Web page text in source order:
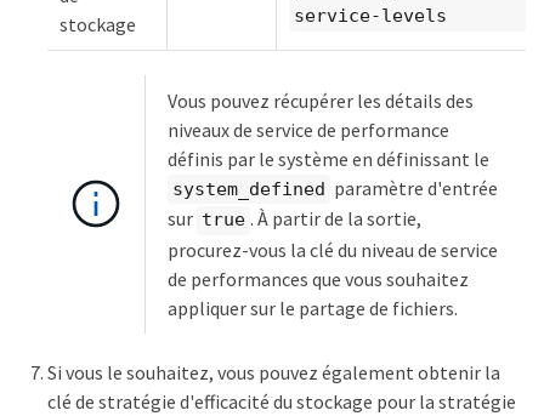
stockage
service-levels
Vous pouvez récupérer les détails des
niveaux de service de performance
définis par le système en définissant le
system_defined paramètre d'entrée
sur true . À partir de la sortie,
procurez-vous la clé du niveau de service
de performances que vous souhaitez
appliquer sur le partage de fichiers.
Si vous le souhaitez, vous pouvez également obtenir la
clé de stratégie d'efficacité du stockage pour la stratégie